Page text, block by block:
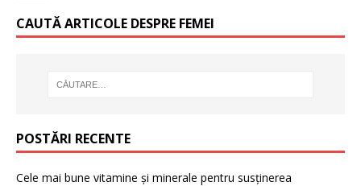
CAUTĂ ARTICOLE DESPRE FEMEI
POSTĂRI RECENTE
Cele mai bune vitamine și minerale pentru susținerea